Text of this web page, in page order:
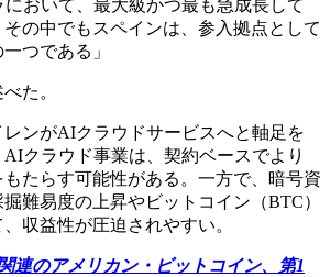
において、最大級かつ最も急成長して
の中でもスペインは、参入拠点として
つである」
た。
ンがAIクラウドサービスへと軸足を
クラウド事業は、契約ベースでより
たらす可能性がある。一方で、暗号資
難易度の上昇やビットコイン（BTC）
収益性が圧迫されやすい。
連のアメリカン・ビットコイン、第1